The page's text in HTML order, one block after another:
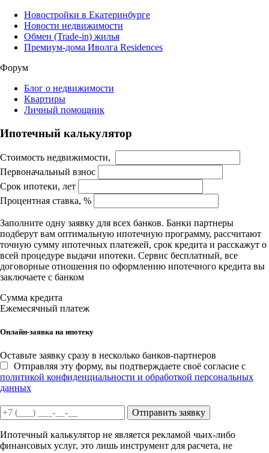
Новостройки в Екатеринбурге
Новости недвижимости
Обмен (Trade-in) жилья
Премиум-дома Иволга Residences
Форум
Блог о недвижимости
Квартиры
Личный помощник
Ипотечный калькулятор
Стоимость недвижимости,
Первоначальный взнос
Срок ипотеки, лет
Процентная ставка, %
Заполните одну заявку для всех банков. Банки партнеры
подберут вам оптимальную ипотечную программу, рассчитают
точную сумму ипотечных платежей, срок кредита и расскажут о
всей процедуре выдачи ипотеки. Сервис бесплатный, все
договорные отношения по оформлению ипотечного кредита вы
заключаете с банком
Сумма кредита
Ежемесячный платеж
Онлайн-заявка на ипотеку
Оставьте заявку сразу в несколько банков-партнеров
Отправляя эту форму, вы подтверждаете своё согласие с
политикой конфиденциальности и обработкой персональных
данных
Отправить заявку
Ипотечный калькулятор не является рекламой чьих-либо
финансовых услуг, это лишь инструмент для расчета, не